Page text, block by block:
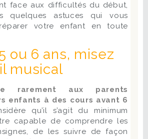
face aux difficultés du début,
quelques astuces qui vous
votre enfant en toute
ou 6 ans, misez
musical
rarement aux parents
enfants à des cours avant 6
qu’il s’agit du minimum
capable de comprendre les
de les suivre de façon